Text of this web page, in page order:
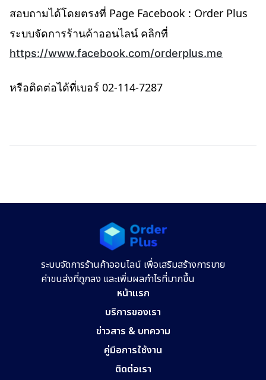
สอบถามได้โดยตรงที่ Page Facebook : Order Plus
ระบบจัดการร้านค้าออนไลน์ คลิกที่
https://www.facebook.com/orderplus.me
หรือติดต่อได้ที่เบอร์ 02-114-7287
ระบบจัดการร้านค้าออนไลน์ เพื่อเสริมสร้างการขาย
ค่าขนส่งที่ถูกลง และเพิ่มผลกำไรที่มากขึ้น
หน้าแรก
บริการของเรา
ข่าวสาร & บทความ
คู่มือการใช้งาน
ติดต่อเรา